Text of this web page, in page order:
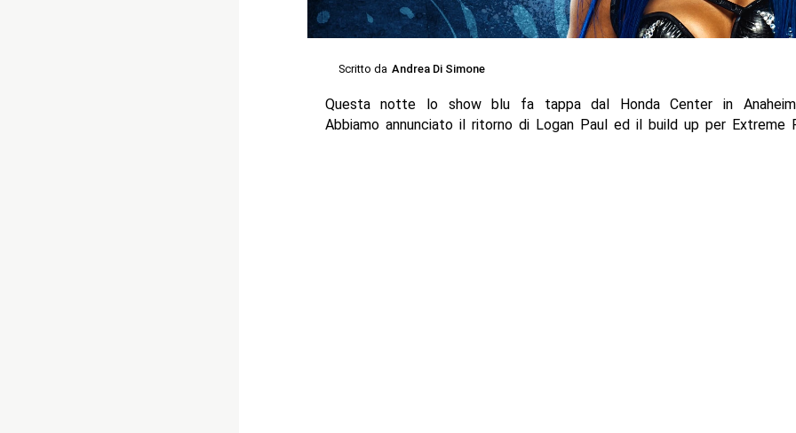
Scritto da Andrea Di Simone
Questa notte lo show blu fa tappa dal Honda Center in Anaheim,
Abbiamo annunciato il ritorno di Logan Paul ed il build up per Extreme